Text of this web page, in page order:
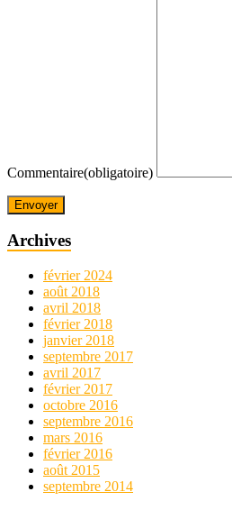
Commentaire(obligatoire)
Envoyer
Archives
février 2024
août 2018
avril 2018
février 2018
janvier 2018
septembre 2017
avril 2017
février 2017
octobre 2016
septembre 2016
mars 2016
février 2016
août 2015
septembre 2014